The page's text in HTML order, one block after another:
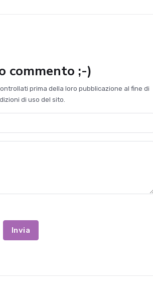
commento ;-)
prima della loro pubblicazione al fine di
di uso del sito.
Invia